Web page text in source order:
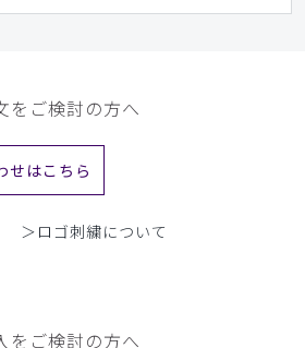
をご検討の方へ
せはこちら
＞ロゴ刺繍について
をご検討の方へ